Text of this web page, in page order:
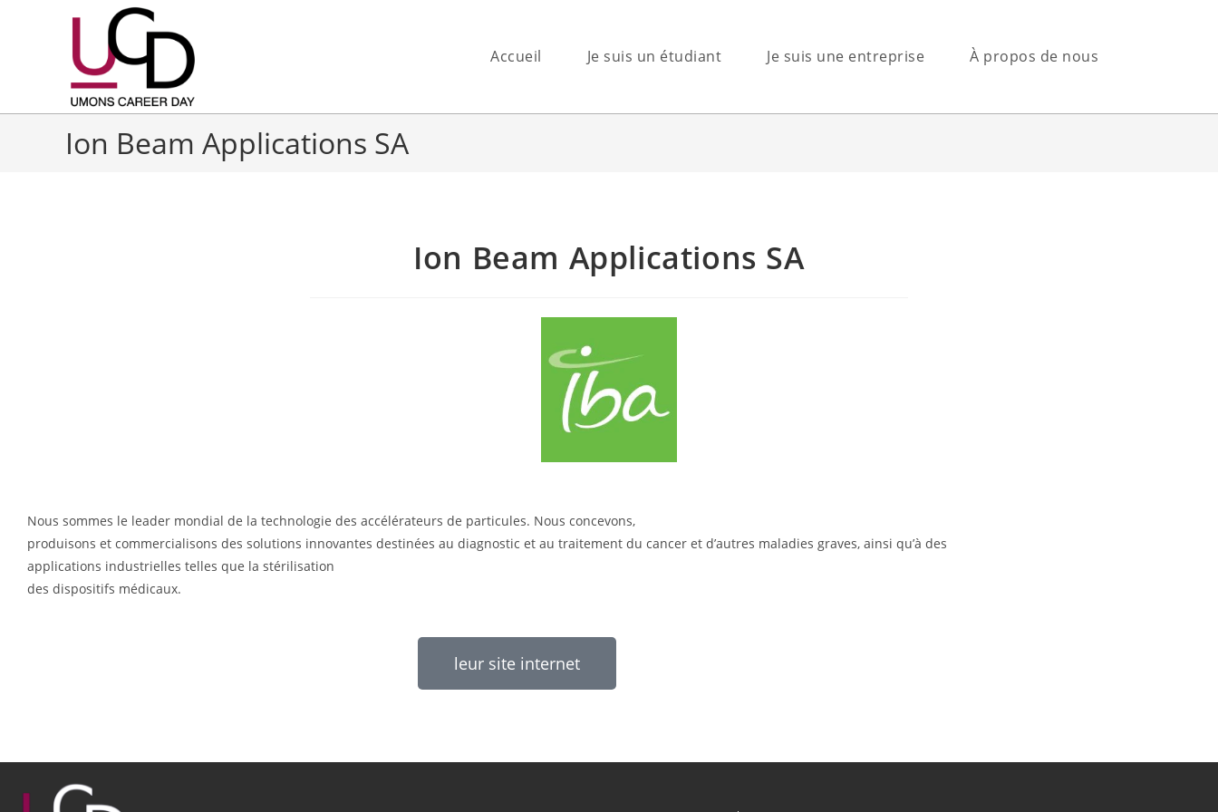
Accueil Je suis un étudiant Je suis une entreprise À propos de nous
Ion Beam Applications SA
Ion Beam Applications SA
Nous sommes le leader mondial de la technologie des accélérateurs de particules. Nous concevons,
produisons et commercialisons des solutions innovantes destinées au diagnostic et au traitement du cancer et d’autres maladies graves, ainsi qu’à des
applications industrielles telles que la stérilisation
des dispositifs médicaux.
leur site internet